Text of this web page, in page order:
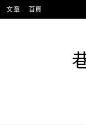
跳
至
文章 首頁